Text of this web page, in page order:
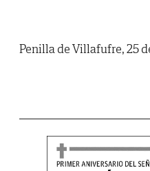
Penilla de Villafufre, 25